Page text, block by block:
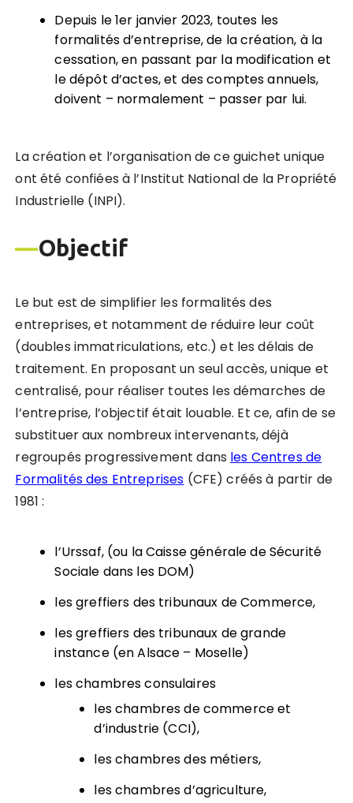
Depuis le 1er janvier 2023, toutes les
formalités d’entreprise, de la création, à la
cessation, en passant par la modification et
le dépôt d’actes, et des comptes annuels,
doivent – normalement – passer par lui.
La création et l’organisation de ce guichet unique
ont été confiées à l’Institut National de la Propriété
Industrielle (INPI).
—Objectif
Le but est de simplifier les formalités des
entreprises, et notamment de réduire leur coût
(doubles immatriculations, etc.) et les délais de
traitement. En proposant un seul accès, unique et
centralisé, pour réaliser toutes les démarches de
l’entreprise, l’objectif était louable. Et ce, afin de se
substituer aux nombreux intervenants, déjà
regroupés progressivement dans les Centres de
Formalités des Entreprises (CFE) créés à partir de
1981 :
l’Urssaf, (ou la Caisse générale de Sécurité
Sociale dans les DOM)
les greffiers des tribunaux de Commerce,
les greffiers des tribunaux de grande
instance (en Alsace – Moselle)
les chambres consulaires
les chambres de commerce et
d’industrie (CCI),
les chambres des métiers,
les chambres d’agriculture,